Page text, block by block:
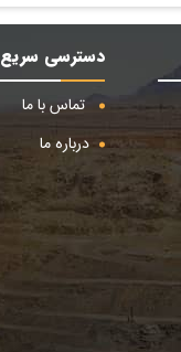
دسترسی سریع
تماس با ما
درباره ما